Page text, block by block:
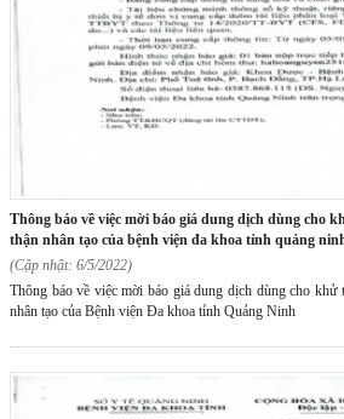
thông báo về việc mời báo giá dung dịch dùng cho khử trùng và làm sạch máy chạy
thận nhân tạo của bệnh viện đa khoa tỉnh quảng
(Cập nhật: 6/5/2022)
Thông báo về việc mời báo giá dung dịch dùng cho khử
nhân tạo của Bệnh viện Đa khoa tỉnh Quảng Ninh